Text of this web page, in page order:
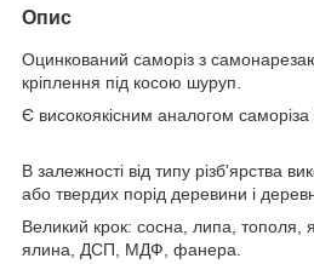
Опис
Оцинкований саморіз з
кріплення під косою шуруп.
Є високоякісним аналогом
В залежності від типу різб'ярства
або твердих порід деревини і
Великий крок: сосна, липа, тополя,
ялина, ДСП, МДФ, фанера.